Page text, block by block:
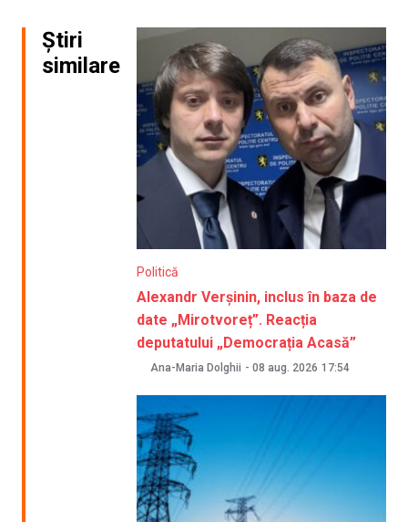
Știri
similare
Politică
Alexandr Verșinin, inclus în baza de
date „Mirotvoreț”. Reacția
deputatului „Democrația Acasă”
Ana-Maria Dolghii - 08 aug. 2026 17:54